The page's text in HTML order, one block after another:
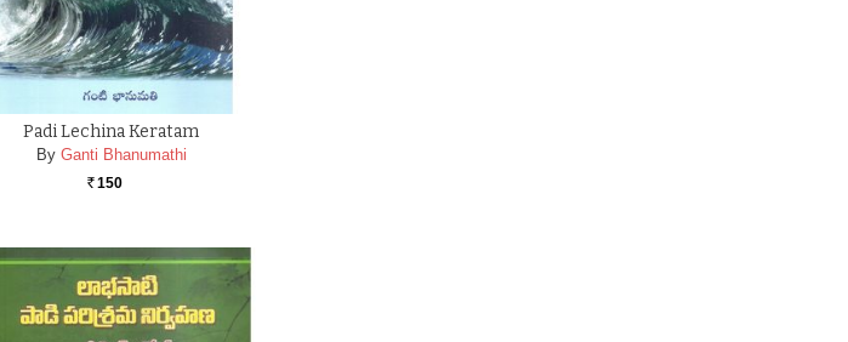
Padi Lechina Keratam
By Ganti Bhanumathi
Rs. 150